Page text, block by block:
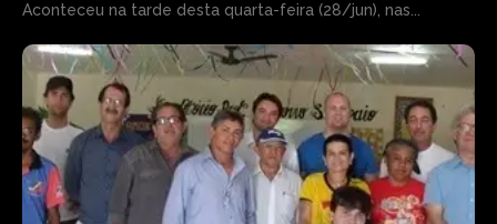
Aconteceu na tarde desta quarta-feira (28/jun), nas...